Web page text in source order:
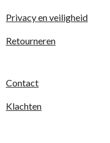
Privacy en veiligheid
Retourneren
Contact
Klachten